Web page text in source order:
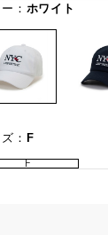
： ホワイト
： F
F